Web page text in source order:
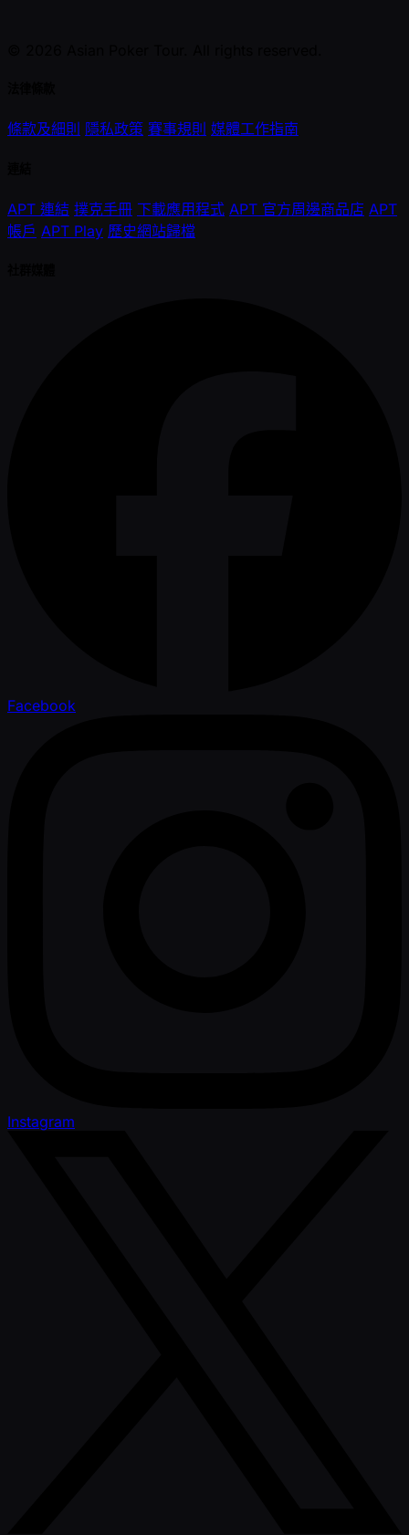
條款及細則 隱私政策 賽事規則 媒體工作指南
APT 連結 撲克手冊 下載應用程式 APT 官方周邊商品店 APT
帳戶 APT Play 歷史網站歸檔
Facebook
Instagram